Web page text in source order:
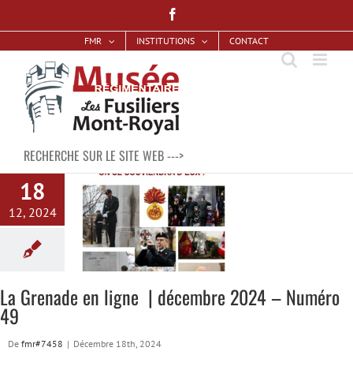
to
content
FMR INSTITUTIONS CONTACT
RECHERCHE SUR LE SITE WEB --->
18
12, 2024
| décembre
La Grenade
La Grenade en ligne | décembre 2024 – Numéro
49
De fmr#7458 | Décembre 18th, 2024